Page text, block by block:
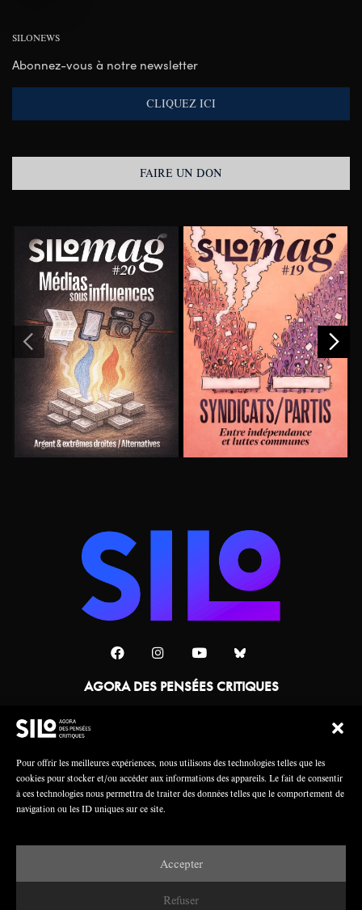
Pour offrir les meilleures expériences, nous utilisons des technologies telles que les
cookies pour stocker et/ou accéder aux informations des appareils. Le fait de consentir
à ces technologies nous permettra de traiter des données telles que le comportement de
navigation ou les ID uniques sur ce site.
Accepter
Refuser
SILONEWS
Abonnez-vous à notre newsletter
CLIQUEZ ICI
FAIRE UN DON
AGORA DES PENSÉES CRITIQUES